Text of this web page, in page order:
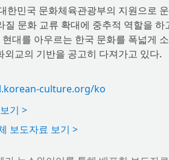
한민국 문화체육관광부의 지원으로
질 문화 교류 확대에 중추적 역할을
대를 아우르는 한국 문화를 폭넓게
외교의 기반을 공고히 다져가고 있다.
culture.org/ko
기 >
보도자료 보기 >